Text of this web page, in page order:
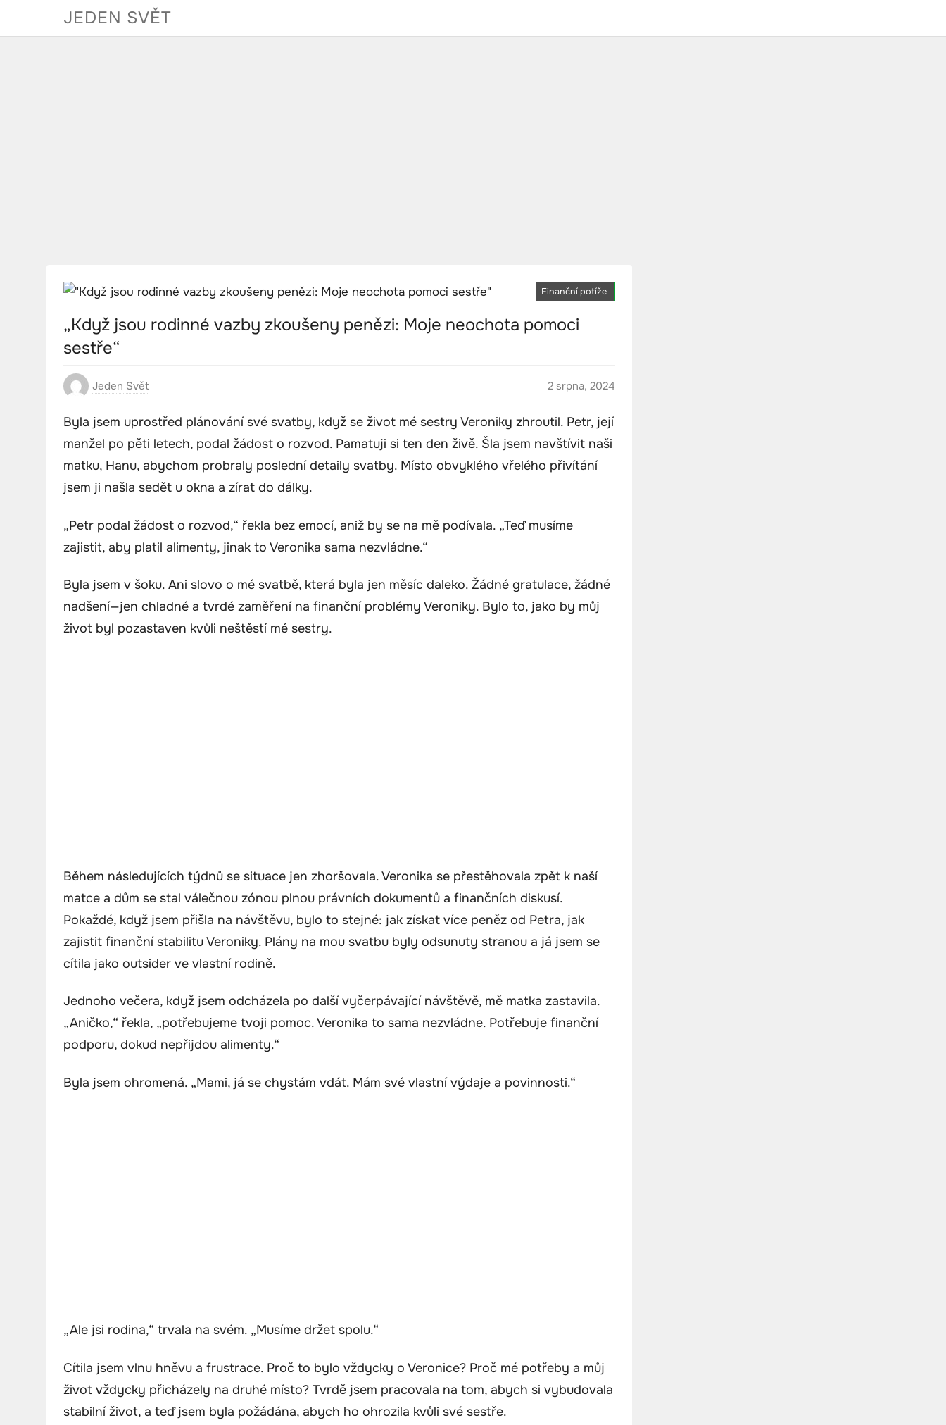
JEDEN SVĚT
Finanční potíže
„Když jsou rodinné vazby zkoušeny penězi: Moje neochota pomoci
sestře“
Jeden Svět 2 srpna, 2024
Byla jsem uprostřed plánování své svatby, když se život mé sestry Veroniky zhroutil. Petr, její
manžel po pěti letech, podal žádost o rozvod. Pamatuji si ten den živě. Šla jsem navštívit naši
matku, Hanu, abychom probraly poslední detaily svatby. Místo obvyklého vřelého přivítání
jsem ji našla sedět u okna a zírat do dálky.
„Petr podal žádost o rozvod,“ řekla bez emocí, aniž by se na mě podívala. „Teď musíme
zajistit, aby platil alimenty, jinak to Veronika sama nezvládne.“
Byla jsem v šoku. Ani slovo o mé svatbě, která byla jen měsíc daleko. Žádné gratulace, žádné
nadšení—jen chladné a tvrdé zaměření na finanční problémy Veroniky. Bylo to, jako by můj
život byl pozastaven kvůli neštěstí mé sestry.
Během následujících týdnů se situace jen zhoršovala. Veronika se přestěhovala zpět k naší
matce a dům se stal válečnou zónou plnou právních dokumentů a finančních diskusí.
Pokaždé, když jsem přišla na návštěvu, bylo to stejné: jak získat více peněz od Petra, jak
zajistit finanční stabilitu Veroniky. Plány na mou svatbu byly odsunuty stranou a já jsem se
cítila jako outsider ve vlastní rodině.
Jednoho večera, když jsem odcházela po další vyčerpávající návštěvě, mě matka zastavila.
„Aničko,“ řekla, „potřebujeme tvoji pomoc. Veronika to sama nezvládne. Potřebuje finanční
podporu, dokud nepřijdou alimenty.“
Byla jsem ohromená. „Mami, já se chystám vdát. Mám své vlastní výdaje a povinnosti.“
„Ale jsi rodina,“ trvala na svém. „Musíme držet spolu.“
Cítila jsem vlnu hněvu a frustrace. Proč to bylo vždycky o Veronice? Proč mé potřeby a můj
život vždycky přicházely na druhé místo? Tvrdě jsem pracovala na tom, abych si vybudovala
stabilní život, a teď jsem byla požádána, abych ho ohrozila kvůli své sestře.